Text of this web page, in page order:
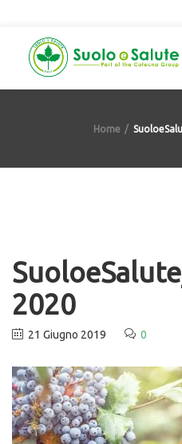
Home
2020
21 Giugno 2019 0